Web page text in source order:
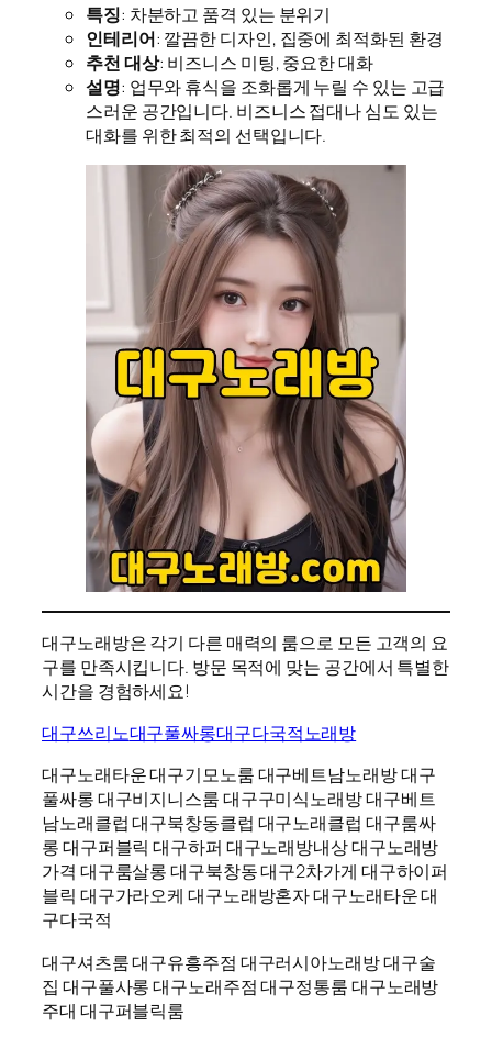
특징: 차분하고 품격 있는 분위기
인테리어: 깔끔한 디자인, 집중에 최적화된 환경
추천 대상: 비즈니스 미팅, 중요한 대화
설명: 업무와 휴식을 조화롭게 누릴 수 있는 고급
스러운 공간입니다. 비즈니스 접대나 심도 있는
대화를 위한 최적의 선택입니다.
대구노래방은 각기 다른 매력의 룸으로 모든 고객의 요
구를 만족시킵니다. 방문 목적에 맞는 공간에서 특별한
시간을 경험하세요!
대구쓰리노대구풀싸롱대구다국적노래방
대구노래타운 대구기모노룸 대구베트남노래방 대구
풀싸롱 대구비지니스룸 대구구미식노래방 대구베트
남노래클럽 대구북창동클럽 대구노래클럽 대구룸싸
롱 대구퍼블릭 대구하퍼 대구노래방내상 대구노래방
가격 대구룸살롱 대구북창동 대구2차가게 대구하이퍼
블릭 대구가라오케 대구노래방혼자 대구노래타운 대
구다국적
대구셔츠룸 대구유흥주점 대구러시아노래방 대구술
집 대구풀사롱 대구노래주점 대구정통룸 대구노래방
주대 대구퍼블릭룸